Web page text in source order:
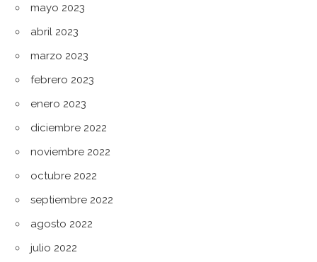
mayo 2023
abril 2023
marzo 2023
febrero 2023
enero 2023
diciembre 2022
noviembre 2022
octubre 2022
septiembre 2022
agosto 2022
julio 2022